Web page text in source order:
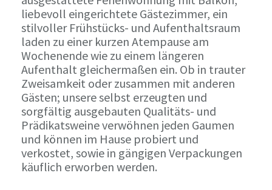
liebevoll eingerichtete Gästezimmer, ein
stilvoller Frühstücks- und Aufenthaltsraum
laden zu einer kurzen Atempause am
Wochenende wie zu einem längeren
Aufenthalt gleichermaßen ein. Ob in trauter
Zweisamkeit oder zusammen mit anderen
Gästen; unsere selbst erzeugten und
sorgfältig ausgebauten Qualitäts- und
Prädikatsweine verwöhnen jeden Gaumen
und können im Hause probiert und
verkostet, sowie in gängigen Verpackungen
käuflich erworben werden.